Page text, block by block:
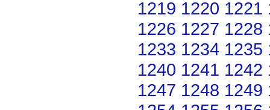
1219 1220 1221
1226 1227 1228
1233 1234 1235
1240 1241 1242
1247 1248 1249